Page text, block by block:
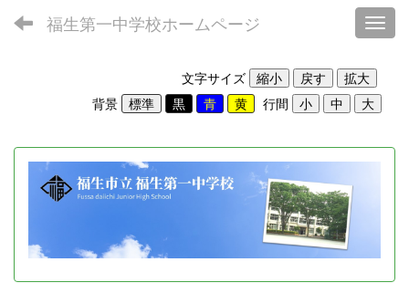
福生第一中学校ホームページ
文字サイズ
背景
行間